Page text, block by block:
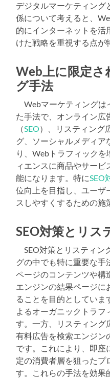
デジタルマーケティング
係について考えると、
的にインターネットを活
けた戦略を重視する点が
Web上に限定さ
グ手法
Webマーケティングは
た手法で、オンライン広
（SEO）、リスティング
グ、ソーシャルメディア
り、Webトラフィック
ィエンスに商品やサー
能になります。特にSEO
位向上を目指し、ユーザ
スしやすくするための施
SEO対策とリス
SEO対策とリスティン
グの中でも特に重要な手
ページのコンテンツや構
エンジンの結果ページに
ることを目的としていま
よるオーガニックトラフ
す。一方、リスティング
有料広告を検索エンジン
です。これにより、即座
定の消費者層を狙ったプ
す。これらの手法を効果